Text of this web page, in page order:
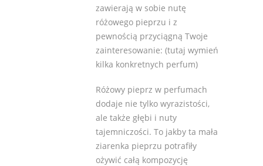
zawierają w sobie nutę
różowego pieprzu i z
pewnością przyciągną Twoje
zainteresowanie: (tutaj wymień
kilka konkretnych perfum)
Różowy pieprz w perfumach
dodaje nie tylko wyrazistości,
ale także głębi i nuty
tajemniczości. To jakby ta mała
ziarenka pieprzu potrafiły
ożywić całą kompozycję